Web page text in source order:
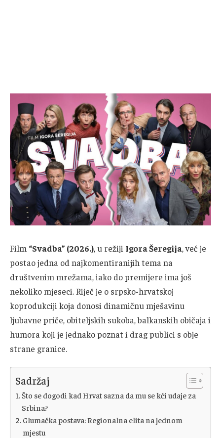
Film “Svadba” (2026.), u režiji Igora Šeregija, već je
postao jedna od najkomentiranijih tema na
društvenim mrežama, iako do premijere ima još
nekoliko mjeseci. Riječ je o srpsko-hrvatskoj
koprodukciji koja donosi dinamičnu mješavinu
ljubavne priče, obiteljskih sukoba, balkanskih običaja i
humora koji je jednako poznat i drag publici s obje
strane granice.
Sadržaj
Što se dogodi kad Hrvat sazna da mu se kći udaje za
Srbina?
Glumačka postava: Regionalna elita na jednom
mjestu